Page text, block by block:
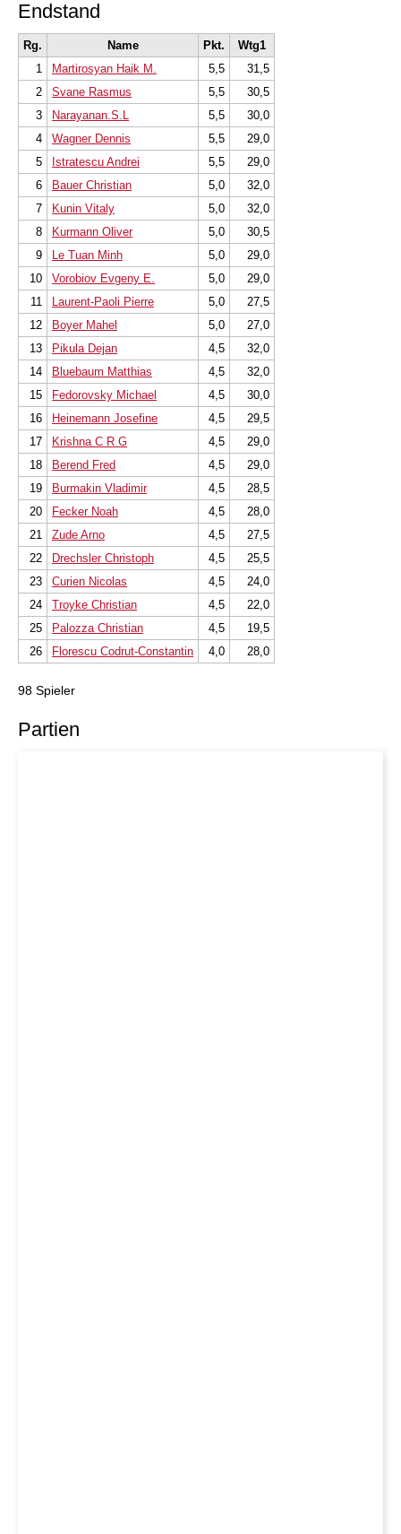
Endstand
Rg. Name Pkt.
Wtg1
1
Martirosyan Haik M. 5,5
31,5
2
Svane Rasmus 5,5
30,5
3
Narayanan.S.L 5,5
30,0
4
Wagner Dennis 5,5
29,0
5
Istratescu Andrei 5,5
29,0
6
Bauer Christian 5,0
32,0
7
Kunin Vitaly 5,0
32,0
8
Kurmann Oliver 5,0
30,5
9
Le Tuan Minh 5,0
29,0
10
Vorobiov Evgeny E. 5,0
29,0
11
Laurent-Paoli Pierre 5,0
27,5
12
Boyer Mahel 5,0
27,0
13
Pikula Dejan 4,5
32,0
14
Bluebaum Matthias 4,5
32,0
15
Fedorovsky Michael 4,5
30,0
16
Heinemann Josefine 4,5
29,5
17
Krishna C R G 4,5
29,0
18
Berend Fred 4,5
29,0
19
Burmakin Vladimir 4,5
28,5
20
Fecker Noah 4,5
28,0
21
Zude Arno 4,5
27,5
22
Drechsler Christoph 4,5
25,5
23
Curien Nicolas 4,5
24,0
24
Troyke Christian 4,5
22,0
25
Palozza Christian 4,5
19,5
26
Florescu Codrut-Constantin 4,0 28,0
98 Spieler
Partien